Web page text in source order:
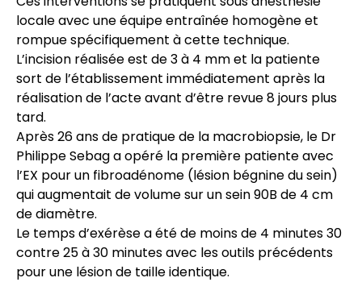
locale avec une équipe entraînée homogène et
rompue spécifiquement à cette technique.
L’incision réalisée est de 3 à 4 mm et la patiente
sort de l’établissement immédiatement après la
réalisation de l’acte avant d’être revue 8 jours plus
tard.
Après 26 ans de pratique de la macrobiopsie, le Dr
Philippe Sebag a opéré la première patiente avec
l’EX pour un fibroadénome (lésion bégnine du sein)
qui augmentait de volume sur un sein 90B de 4 cm
de diamètre.
Le temps d’exérèse a été de moins de 4 minutes 30
contre 25 à 30 minutes avec les outils précédents
pour une lésion de taille identique.